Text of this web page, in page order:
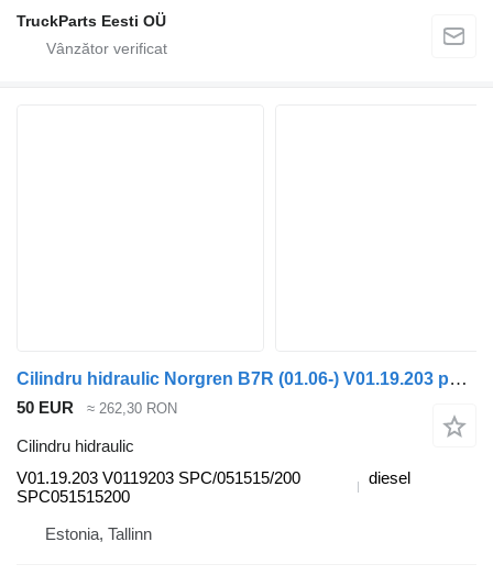
TruckParts Eesti OÜ
Cilindru hidraulic Norgren B7R (01.06-) V01.19.203 pentru autobuz Volvo B7, B8, B9, B12 bus (2005-)
50 EUR ≈ 262,30 RON
Cilindru hidraulic
V01.19.203 V0119203 SPC/051515/200
SPC051515200
diesel
Estonia, Tallinn